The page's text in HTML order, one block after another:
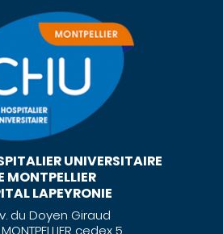
UNIVERSITAIRE
MONTPELLIER
LAPEYRONIE
du Doyen Giraud
cedex 5